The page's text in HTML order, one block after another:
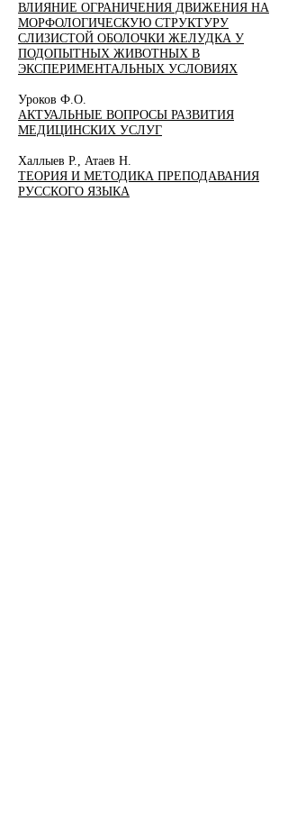
ВЛИЯНИЕ ОГРАНИЧЕНИЯ ДВИЖЕНИЯ НА
МОРФОЛОГИЧЕСКУЮ СТРУКТУРУ
СЛИЗИСТОЙ ОБОЛОЧКИ ЖЕЛУДКА У
ПОДОПЫТНЫХ ЖИВОТНЫХ В
ЭКСПЕРИМЕНТАЛЬНЫХ УСЛОВИЯХ
Уроков Ф.О.
АКТУАЛЬНЫЕ ВОПРОСЫ РАЗВИТИЯ
МЕДИЦИНСКИХ УСЛУГ
Халлыев Р., Атаев Н.
ТЕОРИЯ И МЕТОДИКА ПРЕПОДАВАНИЯ
РУССКОГО ЯЗЫКА